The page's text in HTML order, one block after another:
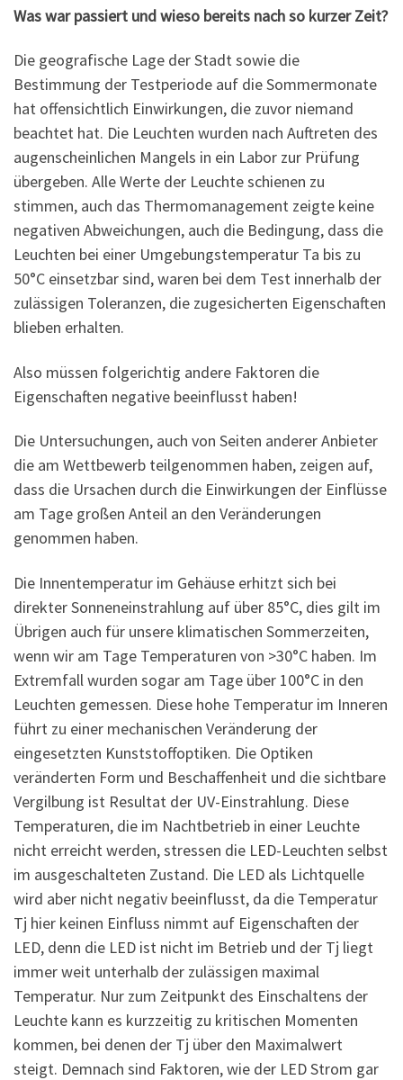
Was war passiert und wieso bereits nach so kurzer Zeit?
Die geografische Lage der Stadt sowie die
Bestimmung der Testperiode auf die Sommermonate
hat offensichtlich Einwirkungen, die zuvor niemand
beachtet hat. Die Leuchten wurden nach Auftreten des
augenscheinlichen Mangels in ein Labor zur Prüfung
übergeben. Alle Werte der Leuchte schienen zu
stimmen, auch das Thermomanagement zeigte keine
negativen Abweichungen, auch die Bedingung, dass die
Leuchten bei einer Umgebungstemperatur Ta bis zu
50°C einsetzbar sind, waren bei dem Test innerhalb der
zulässigen Toleranzen, die zugesicherten Eigenschaften
blieben erhalten.
Also müssen folgerichtig andere Faktoren die
Eigenschaften negative beeinflusst haben!
Die Untersuchungen, auch von Seiten anderer Anbieter
die am Wettbewerb teilgenommen haben, zeigen auf,
dass die Ursachen durch die Einwirkungen der Einflüsse
am Tage großen Anteil an den Veränderungen
genommen haben.
Die Innentemperatur im Gehäuse erhitzt sich bei
direkter Sonneneinstrahlung auf über 85°C, dies gilt im
Übrigen auch für unsere klimatischen Sommerzeiten,
wenn wir am Tage Temperaturen von >30°C haben. Im
Extremfall wurden sogar am Tage über 100°C in den
Leuchten gemessen. Diese hohe Temperatur im Inneren
führt zu einer mechanischen Veränderung der
eingesetzten Kunststoffoptiken. Die Optiken
veränderten Form und Beschaffenheit und die sichtbare
Vergilbung ist Resultat der UV-Einstrahlung. Diese
Temperaturen, die im Nachtbetrieb in einer Leuchte
nicht erreicht werden, stressen die LED-Leuchten selbst
im ausgeschalteten Zustand. Die LED als Lichtquelle
wird aber nicht negativ beeinflusst, da die Temperatur
Tj hier keinen Einfluss nimmt auf Eigenschaften der
LED, denn die LED ist nicht im Betrieb und der Tj liegt
immer weit unterhalb der zulässigen maximal
Temperatur. Nur zum Zeitpunkt des Einschaltens der
Leuchte kann es kurzzeitig zu kritischen Momenten
kommen, bei denen der Tj über den Maximalwert
steigt. Demnach sind Faktoren, wie der LED Strom gar